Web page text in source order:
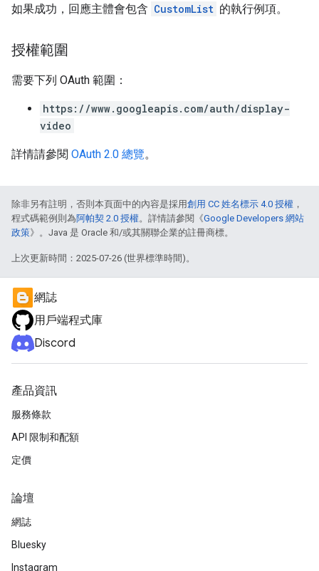
如果成功，回應主體會包含 CustomList 的執行例項。
授權範圍
需要下列 OAuth 範圍：
https://www.googleapis.com/auth/display-
video
詳情請參閱 OAuth 2.0 總覽。
除非另有註明，否則本頁面中的內容是採用創用 CC 姓名標示 4.0 授權 ，
程式碼範例則為阿帕契 2.0 授權。詳情請參閱《Google Developers 網站
政策》。Java 是 Oracle 和/或其關聯企業的註冊商標。
上次更新時間：2025-07-26 (世界標準時間)。
網誌
用戶端程式庫
Discord
產品資訊
服務條款
API 限制和配額
定價
論壇
網誌
Bluesky
Instagram